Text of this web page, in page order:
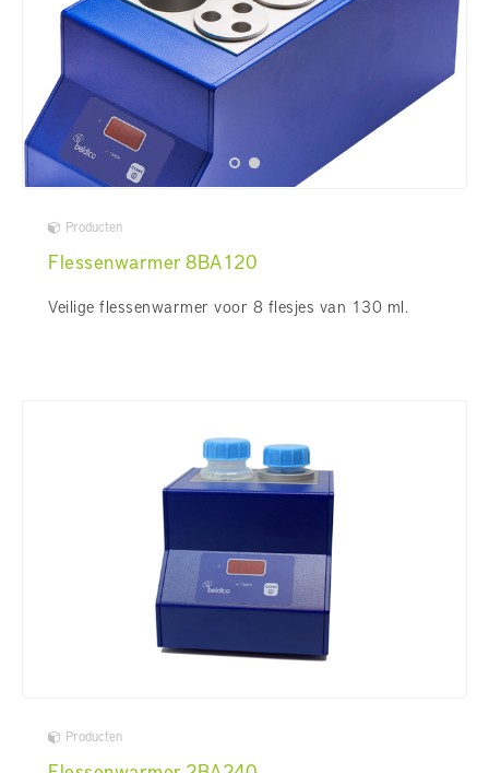
Producten
Flessenwarmer 8BA120
Veilige flessenwarmer voor 8 flesjes van 130 ml.
Producten